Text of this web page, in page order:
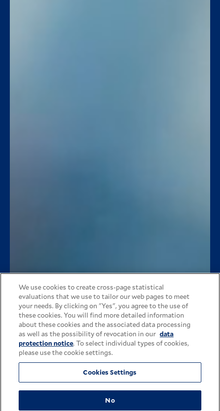
We use cookies to create cross-page statistical
evaluations that we use to tailor our web pages to meet
your needs. By clicking on "Yes", you agree to the use of
these cookies. You will find more detailed information
about these cookies and the associated data processing
as well as the possibility of revocation in our data
protection notice. To select individual types of cookies,
please use the cookie settings.
Cookies Settings
No